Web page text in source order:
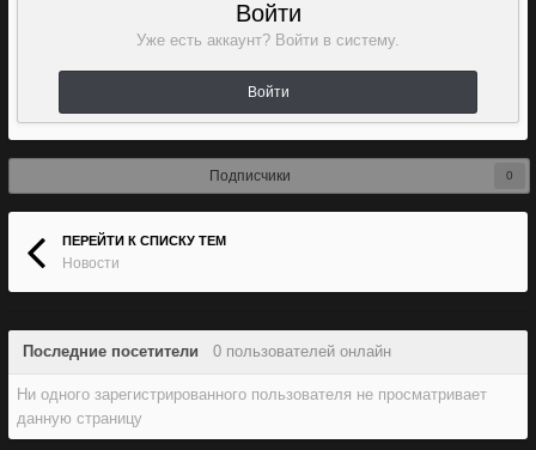
Войти
Уже есть аккаунт? Войти в систему.
Войти
Подписчики 0
ПЕРЕЙТИ К СПИСКУ ТЕМ
Новости
Последние посетители 0 пользователей онлайн
Ни одного зарегистрированного пользователя не просматривает
данную страницу